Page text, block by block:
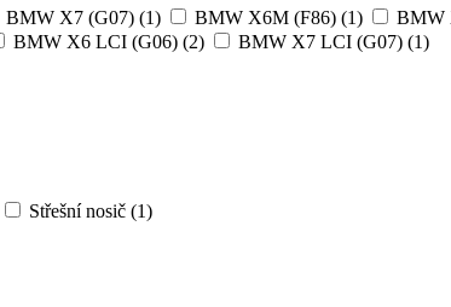
BMW X7 (G07) (1) BMW X6M (F86) (1) BMW
BMW X6 LCI (G06) (2) BMW X7 LCI (G07) (1)
Střešní nosič (1)